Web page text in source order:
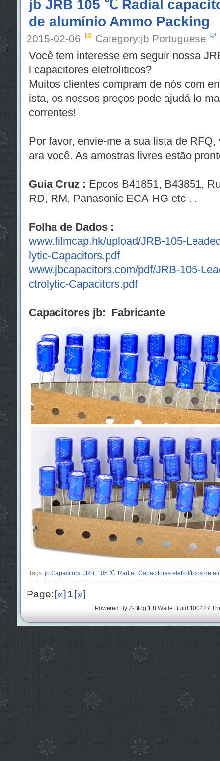
jb JRB 105 ℃ Radial
de alumínio Ammo Packing
2015-02-06 Category:jb Portuguese
Você tem interesse em seguir nossa
l capacitores eletrolíticos?
Muitos clientes compram de nós com
ista, os nossos preços pode ajudá-lo
correntes!
Por favor, envie-me a sua lista de
ara você. As amostras livres estão
Guia Cruz : Epcos B41851, B43851,
RD, RM, Panasonic ECA-HG etc ...
Folha de Dados :
www.filmcap.hk/upload/JRB-105-
lytic-Capacitors.pdf
www.jbcapacitors.com/pdf/JRB-105-
ctrolytic-Capacitors.pdf
Capacitores jb: Fabricante
Tags: jb Capacitors JRB 105 ℃ Radial Capacitores eletrolíticos de
Page:[«] 1 [»]
Powered By Z-Blog 1.8 Walle Build 100427